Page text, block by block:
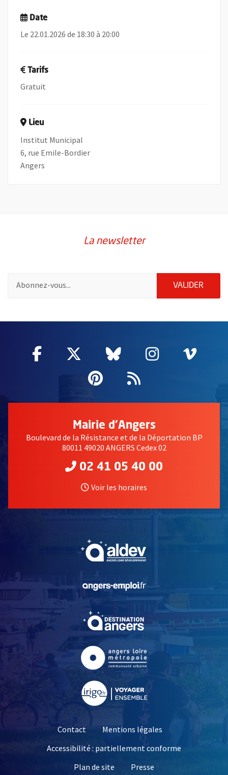
Date
Le 22.01.2026 de 18:30 à 20:00
Tarifs
Gratuit
Lieu
Institut Municipal
6, rue Emile-Bordier
Angers
La newsletter
VALIDER
Facebook
, Ouvre une nouvelle fenêtre
Twitter
, Ouvre une nouvelle
Bluesky
, Ouvre une
Instagram
, Ouvre
,
Pinterest
, Ouvre une
Flux RSS
Mairie d'Angers
Boulevard de la Résistance et de la Déportation BP
80011 49020 ANGERS Cedex 02
02 41 05 40 00
Voir les horaires
, Ouvre une nouvelle
, Ouvre une nouvelle
Contact
Mentions légales
Accessibilité : partiellement conforme
Plan de site
Presse